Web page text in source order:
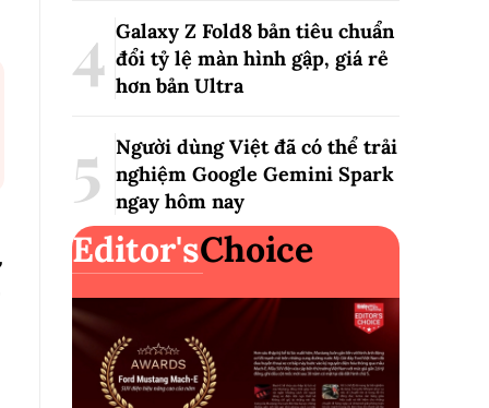
Galaxy Z Fold8 bản tiêu chuẩn
đổi tỷ lệ màn hình gập, giá rẻ
hơn bản Ultra
Người dùng Việt đã có thể trải
nghiệm Google Gemini Spark
ngay hôm nay
Editor'sChoice